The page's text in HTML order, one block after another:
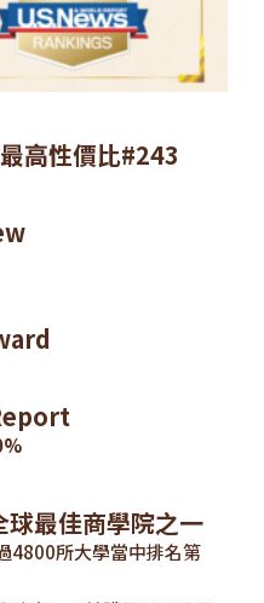
高性價比#243
最佳商學院之一
4800所大學當中排名第